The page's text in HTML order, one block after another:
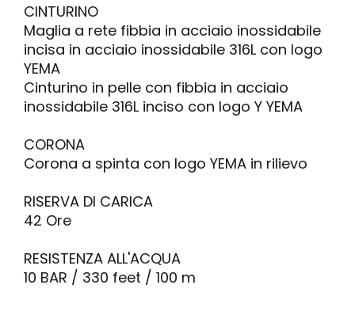
CINTURINO
Maglia a rete fibbia in acciaio inossidabile
incisa in acciaio inossidabile 316L con logo
YEMA
Cinturino in pelle con fibbia in acciaio
inossidabile 316L inciso con logo Y YEMA
CORONA
Corona a spinta con logo YEMA in rilievo
RISERVA DI CARICA
42 Ore
RESISTENZA ALL'ACQUA
10 BAR / 330 feet / 100 m